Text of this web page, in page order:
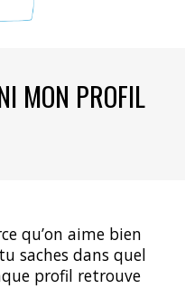
MON PROFIL
qu’on aime bien
saches dans quel
profil retrouve